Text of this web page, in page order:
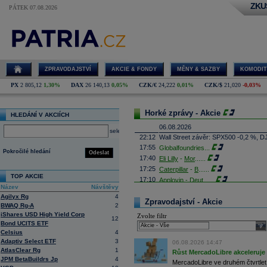
PÁTEK 07.08.2026
ZPRAVODAJSTVÍ AKCIE & FONDY MĚNY & SAZBY
PX 2 805,12 1,30% DAX 26 140,13 0,05% CZK/€ 24,222 0,01% CZK/$ 21,020 -0,03%
HLEDÁNÍ V AKCIÍCH
select
Odeslat
Pokročilé hledání
TOP AKCIE
Název
Návštěvy
Agilyx Rg
4
BWAQ Rg-A
2
iShares USD High Yield Corp
Bond UCITS ETF
12
Celsius
4
Adaptiv Select ETF
3
AtlasClear Rg
1
JPM BetaBuildrs Jp
4
Horké zprávy - Akcie
06.08.2026
22:12 Wall Street závěr: SPX500 -0,2 %,
17:55 Globalfoundries
17:40 Eli Lilly - Mor......
17:25 Caterpillar - B
17:10 Applovin - Deut
16:53 Výrobce příslušenství pro
propadl do ztráty 8,8 milionukorun.
Obrat společnosti se loni meziročně
16:41
AMD
16:26 Britské úřady schválily plánované
domácím konkurentem Paramount
Britská vláda dnes oznámila, že
které rozptýlily obavy ministryně
Zpravodajství - Akcie
Zvolte filtr
06.08.2026 14:47
Růst MercadoLibre
MercadoLibre ve druhém